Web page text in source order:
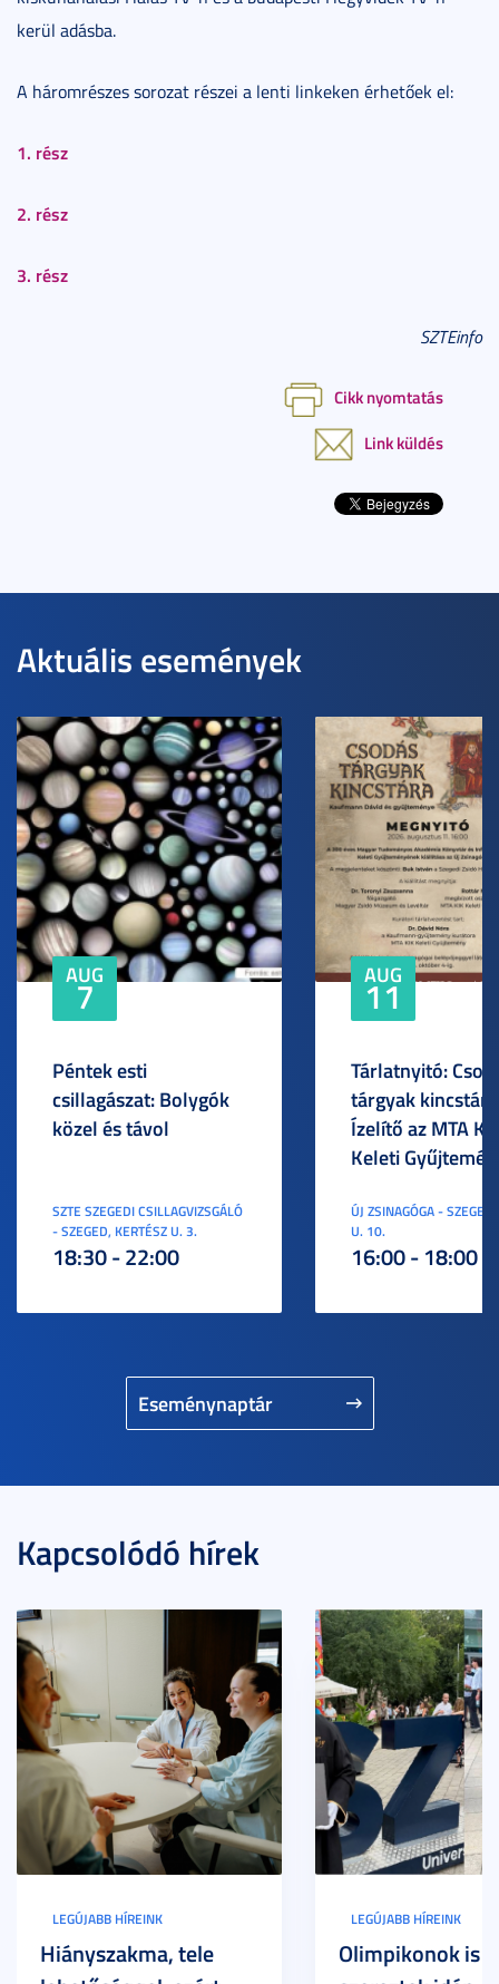
kerül adásba.
A háromrészes sorozat részei a lenti linkeken érhetőek el:
1. rész
2. rész
3. rész
SZTEinfo
Cikk nyomtatás
Link küldés
Aktuális események
Eseménynaptár
AUG
7
Péntek esti
csillagászat: Bolygók
közel és távol
SZTE SZEGEDI CSILLAGVIZSGÁLÓ
- SZEGED, KERTÉSZ U. 3.
18:30 - 22:00
AUG
11
Tárlatnyitó:
tárgyak
Ízelítő az MTA
Keleti
ÚJ ZSINAGÓGA -
U. 10.
16:00 - 18:00
Kapcsolódó hírek
LEGÚJABB HÍREINK
Hiányszakma, tele
LEGÚJABB HÍREINK
Olimpikonok is